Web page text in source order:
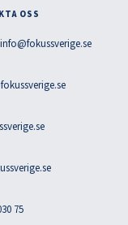
OSS
info@fokussverige.se
75